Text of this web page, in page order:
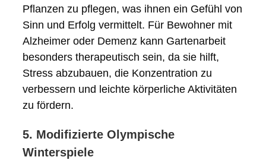
Pflanzen zu pflegen, was ihnen ein Gefühl von
Sinn und Erfolg vermittelt. Für Bewohner mit
Alzheimer oder Demenz kann Gartenarbeit
besonders therapeutisch sein, da sie hilft,
Stress abzubauen, die Konzentration zu
verbessern und leichte körperliche Aktivitäten
zu fördern.
5. Modifizierte Olympische
Winterspiele